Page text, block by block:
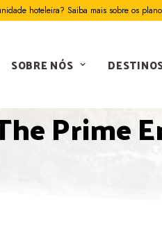
hoteleira? Saiba mais sobre os
SOBRE NÓS
Prime